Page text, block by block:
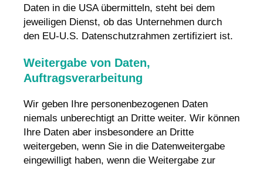
Daten in die USA übermitteln, steht bei dem
jeweiligen Dienst, ob das Unternehmen durch
den EU-U.S. Datenschutzrahmen zertifiziert ist.
Weitergabe von Daten,
Auftragsverarbeitung
Wir geben Ihre personenbezogenen Daten
niemals unberechtigt an Dritte weiter. Wir können
Ihre Daten aber insbesondere an Dritte
weitergeben, wenn Sie in die Datenweitergabe
eingewilligt haben, wenn die Weitergabe zur